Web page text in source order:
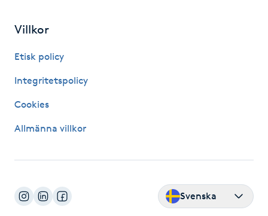
Japansk massage
K18
Katun fransar
Keratinbehandling
Villkor
Etisk policy
Integritetspolicy
Cookies
Allmänna villkor
Svenska